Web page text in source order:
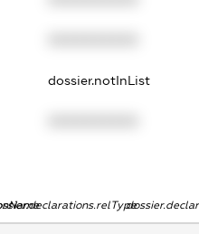
dossier.notInList